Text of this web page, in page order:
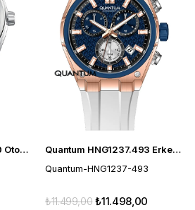
Quantum QMG1251B.350 Otomatik Erkek Kol Saati Quantum HNG1237.493 Erkek Kol Saati
Quantum-HNG1237-493
₺11.498,00
₺11.499,00